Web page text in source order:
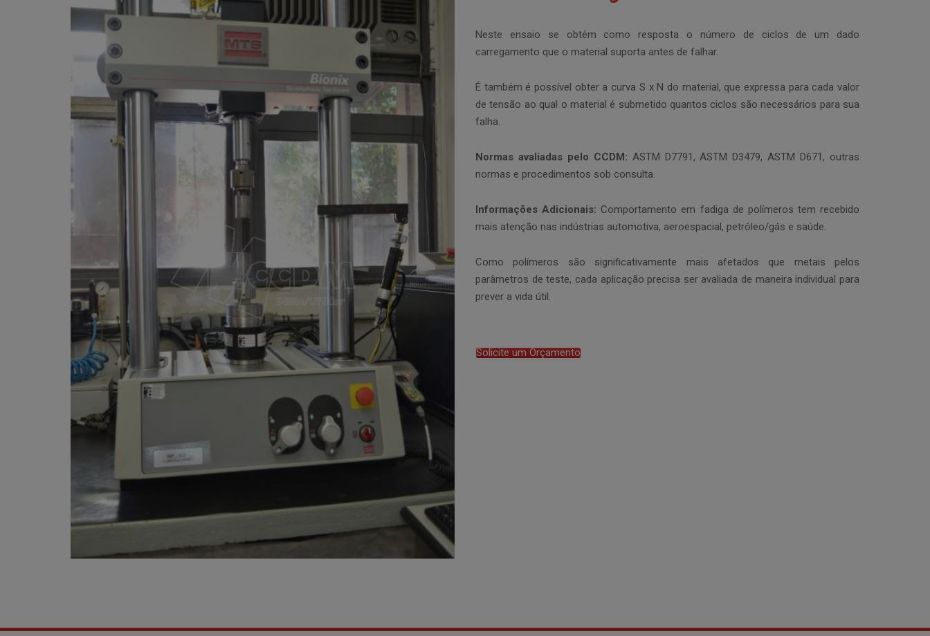
Neste ensaio se obtém como resposta o número de ciclos de um dado
carregamento que o material suporta antes de falhar.
É também é possível obter a curva S x N do material, que expressa para cada valor
de tensão ao qual o material é submetido quantos ciclos são necessários para sua
falha.
Normas avaliadas pelo CCDM: ASTM D7791, ASTM D3479, ASTM D671, outras
normas e procedimentos sob consulta.
Informações Adicionais: Comportamento em fadiga de polímeros tem recebido
mais atenção nas indústrias automotiva, aeroespacial, petróleo/gás e saúde.
Como polímeros são significativamente mais afetados que metais pelos
parâmetros de teste, cada aplicação precisa ser avaliada de maneira individual para
prever a vida útil.
Solicite um Orçamento